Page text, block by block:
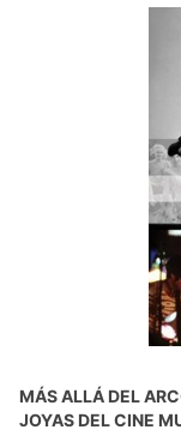
MÁS ALLÁ DEL
JOYAS DEL CINE